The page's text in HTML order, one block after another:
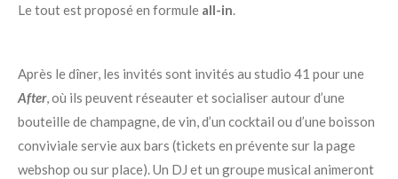
Le tout est proposé en formule all-in.
Après le dîner, les invités sont invités au studio 41 pour une
After, où ils peuvent réseauter et socialiser autour d’une
bouteille de champagne, de vin, d’un cocktail ou d’une boisson
conviviale servie aux bars (tickets en prévente sur la page
webshop ou sur place). Un DJ et un groupe musical animeront